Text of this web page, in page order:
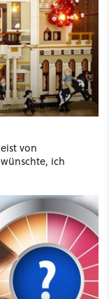
von
ich